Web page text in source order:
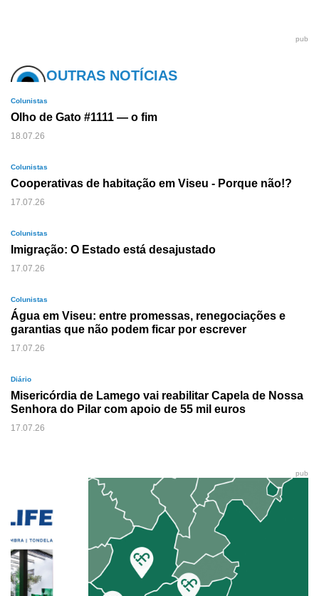
pub
OUTRAS NOTÍCIAS
Colunistas
Olho de Gato #1111 — o fim
18.07.26
Colunistas
Cooperativas de habitação em Viseu - Porque não!?
17.07.26
Colunistas
Imigração: O Estado está desajustado
17.07.26
Colunistas
Água em Viseu: entre promessas, renegociações e
garantias que não podem ficar por escrever
17.07.26
Diário
Misericórdia de Lamego vai reabilitar Capela de Nossa
Senhora do Pilar com apoio de 55 mil euros
17.07.26
pub